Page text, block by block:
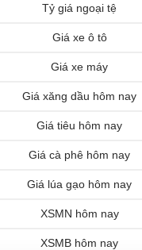
Tỷ giá ngoại tệ
Giá xe ô tô
Giá xe máy
Giá xăng dầu hôm nay
Giá tiêu hôm nay
Giá cà phê hôm nay
Giá lúa gạo hôm nay
XSMN hôm nay
XSMB hôm nay